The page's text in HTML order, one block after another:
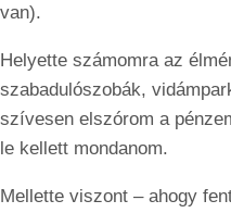
van).
Helyette számomra az
szabadulószobák,
szívesen elszórom a
le kellett mondanom.
Mellette viszont – ahogy